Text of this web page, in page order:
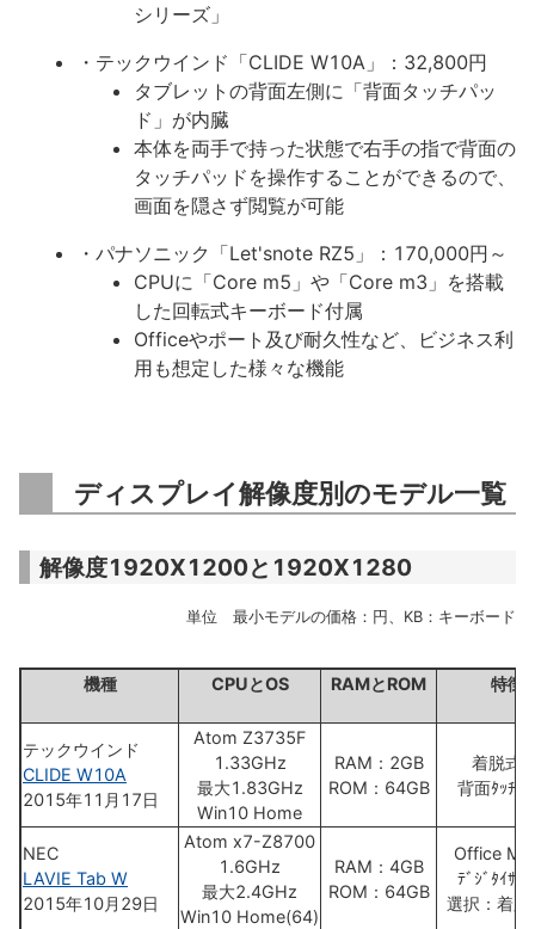
シリーズ」
・テックウインド「CLIDE W10A」：32,800円
タブレットの背面左側に「背面タッチパッ
ド」が内臓
本体を両手で持った状態で右手の指で背面の
タッチパッドを操作することができるので、
画面を隠さず閲覧が可能
・パナソニック「Let'snote RZ5」：170,000円～
CPUに「Core m5」や「Core m3」を搭載
した回転式キーボード付属
Officeやポート及び耐久性など、ビジネス利
用も想定した様々な機能
ディスプレイ解像度別のモデル一覧
解像度1920X1200と1920X1280
単位 最小モデルの価格：円、KB：キーボード
機種 CPUとOS RAMとROM 特徴
テックウインド
CLIDE W10A
2015年11月17日
Atom Z3735F
1.33GHz
最大1.83GHz
Win10 Home
RAM：2GB
ROM：64GB
着脱式
背面ﾀｯﾁﾊﾟ
NEC
LAVIE Tab W
2015年10月29日
Atom x7-Z8700
1.6GHz
最大2.4GHz
Win10 Home(64)
RAM：4GB
ROM：64GB
Office
ﾃﾞｼﾞﾀｲｻﾞ
選択：着脱